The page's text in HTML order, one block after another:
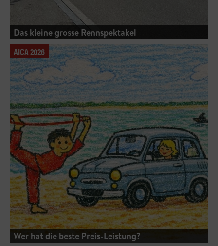
Das kleine grosse Rennspektakel
AICA 2026
Wer hat die beste Preis-Leistung?